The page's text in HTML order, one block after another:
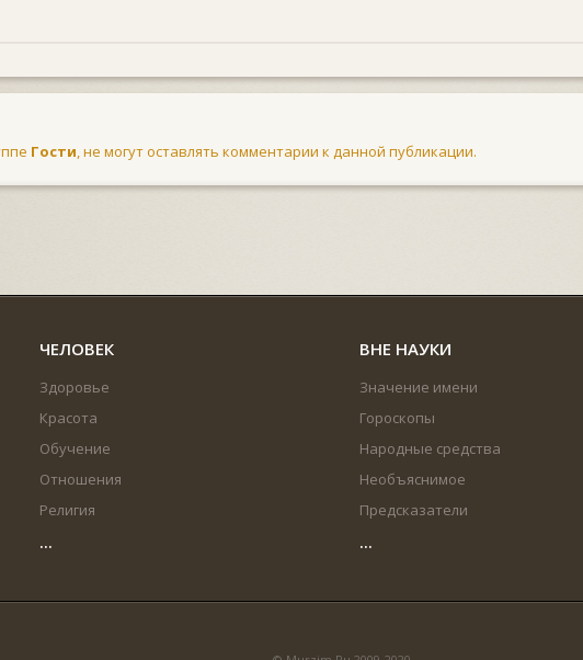
Гости, не могут оставлять комментарии к данной публикации.
ЧЕЛОВЕК
Здоровье
Красота
Обучение
Отношения
Религия
...
ВНЕ НАУКИ
Значение имени
Гороскопы
Народные средства
Необъяснимое
Предсказатели
...